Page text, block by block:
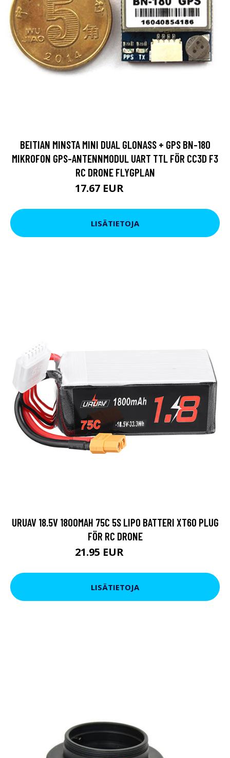
BEITIAN MINSTA MINI DUAL GLONASS + GPS BN-180
MIKROFON GPS-ANTENNMODUL UART TTL FÖR CC3D F3
RC DRONE FLYGPLAN
17.67 EUR
LISÄTIETOJA
URUAV 18.5V 1800MAH 75C 5S LIPO BATTERI XT60 PLUG
FÖR RC DRONE
21.95 EUR
LISÄTIETOJA